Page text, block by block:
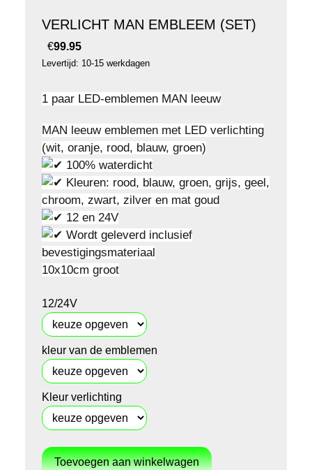
VERLICHT MAN EMBLEEM (SET)
€99.95
Levertijd: 10-15 werkdagen
1 paar LED-emblemen MAN leeuw
MAN leeuw emblemen met LED verlichting
(wit, oranje, rood, blauw, groen)
100% waterdicht
Kleuren: rood, blauw, groen, grijs, geel,
chroom, zwart, zilver en mat goud
12 en 24V
Wordt geleverd inclusief
bevestigingsmateriaal
10x10cm groot
12/24V
kleur van de emblemen
Kleur verlichting